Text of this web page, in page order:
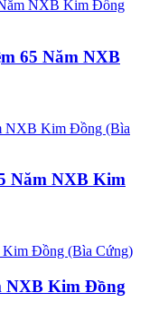
65 Năm NXB
Năm NXB Kim
NXB Kim Đồng